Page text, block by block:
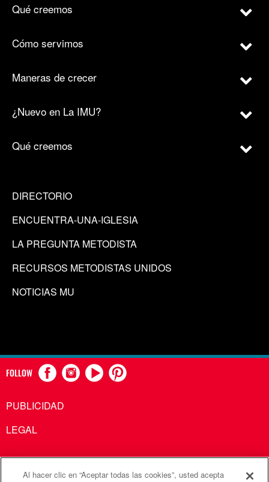
Qué creemos
Cómo servimos
Maneras de crecer
¿Nuevo en La IMU?
Qué creemos
DIRECTORIO
ENCUENTRA-UNA-IGLESIA
LA PREGUNTA METODISTA
RECURSOS METODISTAS UNIDOS
NOTICIAS MU
FOLLOW
PUBLICIDAD
LEGAL
Al hacer clic en “Aceptar todas las cookies”, usted acepta